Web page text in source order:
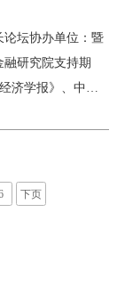
论坛协办单位：暨
研究院支持期
济学报》、中国
会议278-101-723
下页